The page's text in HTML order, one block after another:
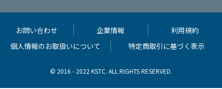
お問い合わせ 企業情報
利用規約
個人情報のお取扱いについて
特定商取引に基づく表示
© 2016 - 2022 KSTC. ALL RIGHTS RESERVED.